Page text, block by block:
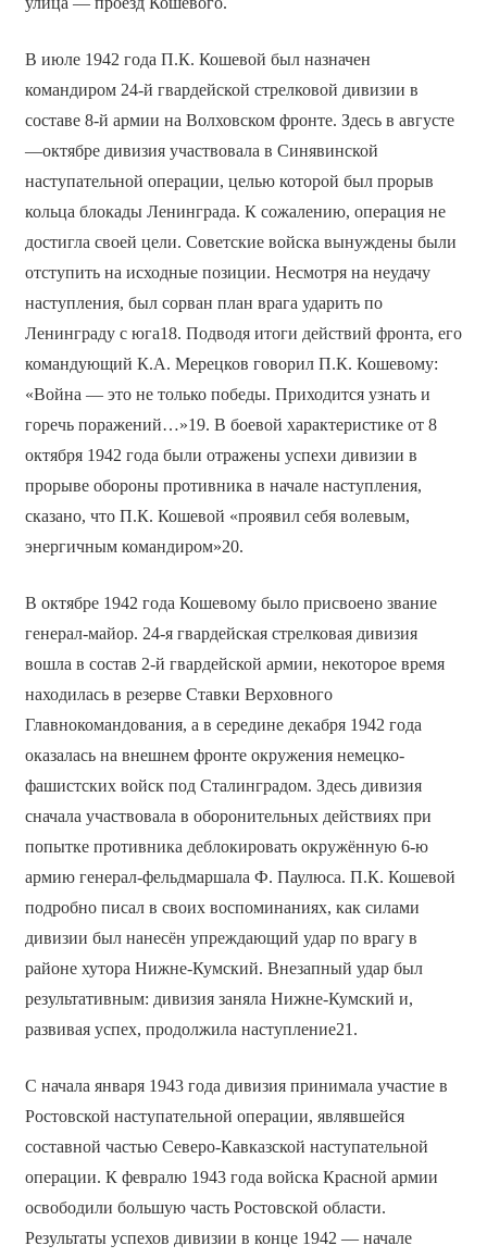
В июле 1942 года П.К. Кошевой был назначен
командиром 24-й гвардейской стрелковой дивизии в
составе 8-й армии на Волховском фронте. Здесь в августе
—октябре дивизия участвовала в Синявинской
наступательной операции, целью которой был прорыв
кольца блокады Ленинграда. К сожалению, операция не
достигла своей цели. Советские войска вынуждены были
отступить на исходные позиции. Несмотря на неудачу
наступления, был сорван план врага ударить по
Ленинграду с юга18. Подводя итоги действий фронта, его
командующий К.А. Мерецков говорил П.К. Кошевому:
«Война — это не только победы. Приходится узнать и
горечь поражений…»19. В боевой характеристике от 8
октября 1942 года были отражены успехи дивизии в
прорыве обороны противника в начале наступления,
сказано, что П.К. Кошевой «проявил себя волевым,
энергичным командиром»20.
В октябре 1942 года Кошевому было присвоено звание
генерал-майор. 24-я гвардейская стрелковая дивизия
вошла в состав 2-й гвардейской армии, некоторое время
находилась в резерве Ставки Верховного
Главнокомандования, а в середине декабря 1942 года
оказалась на внешнем фронте окружения немецко-
фашистских войск под Сталинградом. Здесь дивизия
сначала участвовала в оборонительных действиях при
попытке противника деблокировать окружённую 6-ю
армию генерал-фельдмаршала Ф. Паулюса. П.К. Кошевой
подробно писал в своих воспоминаниях, как силами
дивизии был нанесён упреждающий удар по врагу в
районе хутора Нижне-Кумский. Внезапный удар был
результативным: дивизия заняла Нижне-Кумский и,
развивая успех, продолжила наступление21.
С начала января 1943 года дивизия принимала участие в
Ростовской наступательной операции, являвшейся
составной частью Северо-Кавказской наступательной
операции. К февралю 1943 года войска Красной армии
освободили большую часть Ростовской области.
Результаты успехов дивизии в конце 1942 — начале